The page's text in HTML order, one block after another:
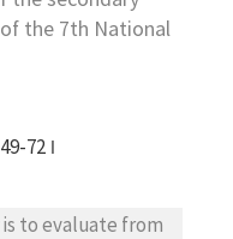
the 7th National
72
to evaluate from